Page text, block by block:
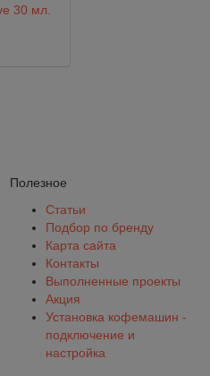
30 мл.
Полезное
Статьи
Подбор по бренду
Карта сайта
Контакты
Выполненные проекты
Акция
Установка кофемашин -
подключение и
настройка